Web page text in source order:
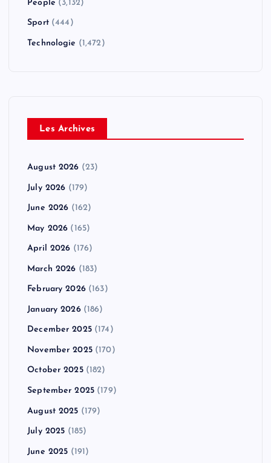
People (3,132)
Sport(444)
Technologie (1,472)
Les Archives
August 2026 (23)
July 2026 (179)
June 2026 (162)
May 2026 (165)
April 2026 (176)
March 2026 (183)
February 2026(163)
January 2026(186)
December 2025(174)
November 2025(170)
October 2025(182)
September 2025 (179)
August 2025 (179)
July 2025 (185)
June 2025 (191)